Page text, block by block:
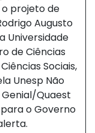
o projeto de
Augusto
Universidade
de Ciências
Sociais,
Unesp Não
Quaest
o Governo